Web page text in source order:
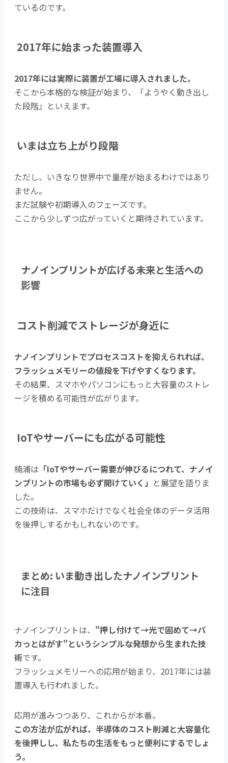
ているのです。
2017年に始まった装置導入
2017年には実際に装置が工場に導入されました。
そこから本格的な検証が始まり、「ようやく動き出し
た段階」といえます。
いまは立ち上がり段階
ただし、いきなり世界中で量産が始まるわけではあり
ません。
まだ試験や初期導入のフェーズです。
ここから少しずつ広がっていくと期待されています。
ナノインプリントが広げる未来と生活への
影響
コスト削減でストレージが身近に
ナノインプリントでプロセスコストを抑えられれば、
フラッシュメモリーの値段を下げやすくなります。
その結果、スマホやパソコンにもっと大容量のストレ
ージを積める可能性が広がります。
IoTやサーバーにも広がる可能性
楠浦は 「IoTやサーバー需要が伸びるにつれて、ナノイ
ンプリントの市場も必ず開けていく」 と展望を語りま
した。
この技術は、スマホだけでなく社会全体のデータ活用
を後押しするかもしれないのです。
まとめ: いま動き出したナノインプリント
に注目
ナノインプリントは、 "押し付けて→光で固めて→パ
カっとはがす"というシンプルな発想から生まれた技
術です。
フラッシュメモリーへの応用が始まり、2017年には装
置導入も行われました。
応用が進みつつあり、これからが本番。
この方法が広がれば、半導体のコスト削減と大容量化
を後押しし、私たちの生活をもっと便利にするでしょ
う。